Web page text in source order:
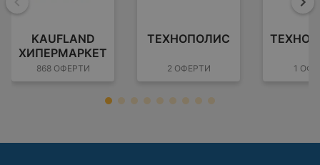
Назад
KAUFLAND
ХИПЕРМАРКЕТ
868 ОФЕРТИ
ТЕХНОПОЛИС
2 ОФЕРТИ 1